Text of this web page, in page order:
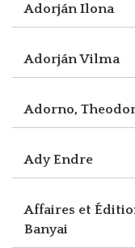
Adorján Ilona
Adorján Vilma
Adorno,
Ady Endre
Affaires et
Banyai